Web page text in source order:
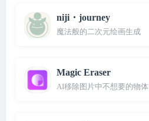
niji・journey
魔法般的二次元绘画生成
Magic Eraser
AI移除图片中不想要的物体